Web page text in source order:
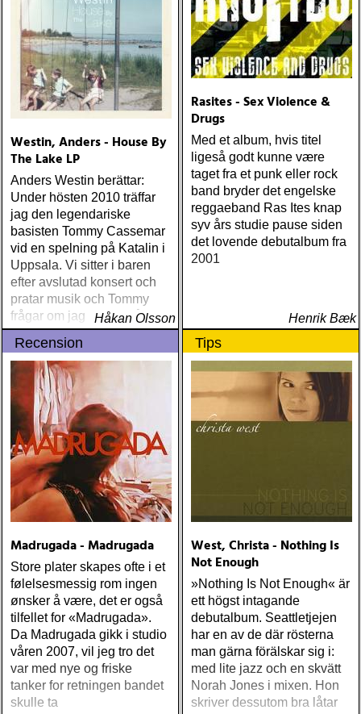
Westin, Anders - House By
The Lake LP
Anders Westin berättar:
Under hösten 2010 träffar
jag den legendariske
basisten Tommy Cassemar
vid en spelning på Katalin i
Uppsala. Vi sitter i baren
efter avslutad konsert och
pratar musik och Tommy
frågar om jag spelar något
instrument
Håkan Olsson
Rasites - Sex Violence &
Drugs
Med et album, hvis titel
ligeså godt kunne være
taget fra et punk eller rock
band bryder det engelske
reggaeband Ras Ites knap
syv års studie pause siden
det lovende debutalbum fra
2001
Henrik Bæk
Recension
Madrugada - Madrugada
Store plater skapes ofte i et
følelsesmessig rom ingen
ønsker å være, det er også
tilfellet for «Madrugada».
Da Madrugada gikk i studio
våren 2007, vil jeg tro det
var med nye og friske
tanker for retningen bandet
skulle ta
Tips
West, Christa - Nothing Is
Not Enough
»Nothing Is Not Enough« är
ett högst intagande
debutalbum. Seattletjejen
har en av de där rösterna
man gärna förälskar sig i:
med lite jazz och en skvätt
Norah Jones i mixen. Hon
skriver dessutom bra låtar